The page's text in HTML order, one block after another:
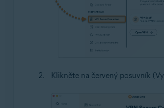
Klikněte na červený posuvník